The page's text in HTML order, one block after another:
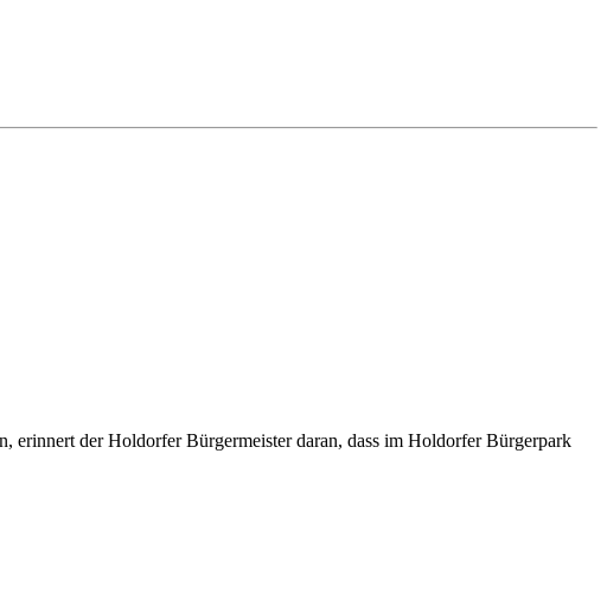
erinnert der Holdorfer Bürgermeister daran, dass im Holdorfer Bürgerpark